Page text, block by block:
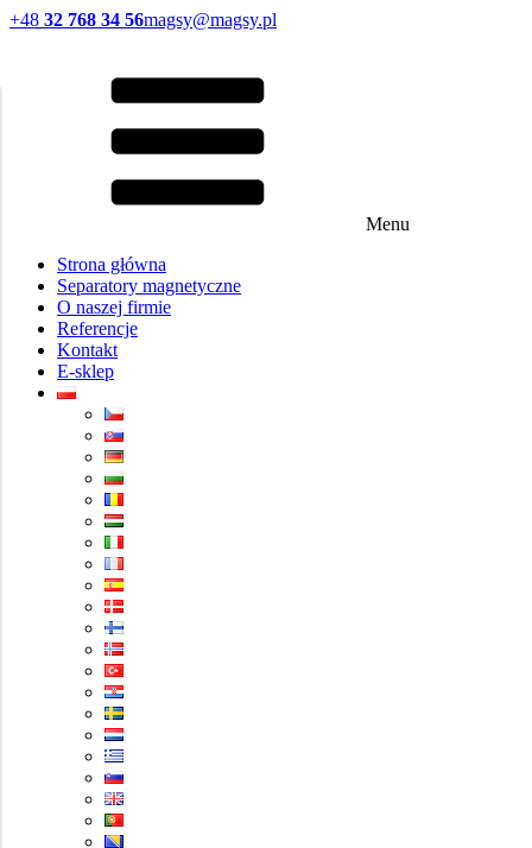
+48 32 768 34 56magsy@magsy.pl
Menu
Strona główna
Separatory magnetyczne
O naszej firmie
Referencje
Kontakt
E-sklep